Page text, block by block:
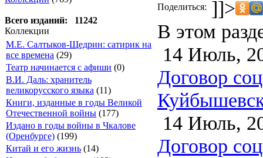
Всего изданий: 11242
Коллекции
М.Е. Салтыков-Щедрин: сатирик на
все времена (29)
Театр начинается с афиши (0)
В.И. Даль: хранитель
великорусского языка (11)
Книги, изданные в годы Великой
Отечественной войны (177)
Издано в годы войны в Чкалове
(Оренбурге) (199)
Китай и его жизнь (14)
Поделиться: ]]>
В этом
14 Июль,
Договор
14 Июль,
Договор